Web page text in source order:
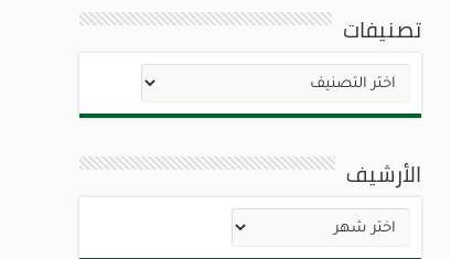
تصنيفات
تصنيفات
الأرشيف
الأرشيف